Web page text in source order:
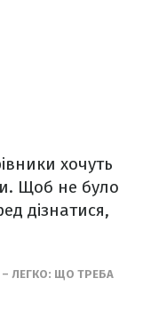
хочуть
Щоб не було
дізнатися,
– ЛЕГКО: ЩО ТРЕБА